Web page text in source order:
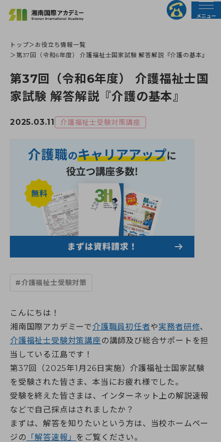
メニュー
法人の皆様へ 行政の皆様へ
トップページ
介護職員初任者研修
介護福祉士実務者研修
介護福祉士受験対策講座
すべての講座
すべての講座
介護職員初任者研修
神奈川県委託「障害福祉分野マッチング支援事業」
綾瀬市委託事業「受講料0円」介護職員初任者研修
伊勢原市社会福祉協議会委託事業「通学コース」介護職員初
任者研修
介護に関する入門的研修 -通学講座-
介護に関する入門的研修 -オンライン講座-
認知症介護基礎研修(神奈川県指定)
認知症介護基礎研修 (藤沢市)
認知症介護基礎研修 (相模原市)
認知症介護基礎研修 (横浜市)
認知症介護実践者研修
レクリエーション介護士2級講座
同行援護従業者養成研修(一般課程)
教室一覧
藤沢校
相模大野校
横浜戸塚校
横浜馬車道関内校
小田原校
大和校
横浜二俣川校
横浜みなとみらいサテライト校
伊勢原会場（伊勢原市社会福祉協議会主催 当校講師派遣受
東京都
東京校【開校準備中】
埼玉県
キャンペーン一覧
お知らせ
お知らせ一覧
お知らせ
活動報告
初めての方へ
初めての方へトップ
湘南国際アカデミーとは?
スタッフ紹介
受講生・修了生サポート
トップ
お役立ち情報一覧
第37回（令和6年度） 介護福祉士国家試験 解答解説『介護の基本』
第37回（令和6年度） 介護福祉士国
家試験 解答解説『介護の基本』
2025.03.11 介護福祉士受験対策講座
#介護福祉士受験対策
こんにちは！
湘南国際アカデミーで介護職員初任者や実務者研修、
介護福祉士受験対策講座 の講師及び総合サポートを担
当している江島です！
第37回（2025年1月26日実施）介護福祉士国家試験
を受験された皆さま、本当にお疲れ様でした。
受験を終えた皆さまは、インターネット上の解説速報
などで自己採点はされましたか？
まずは、解答を知りたいという方は、当校ホームペー
ジの 「解答速報」 をご覧ください。